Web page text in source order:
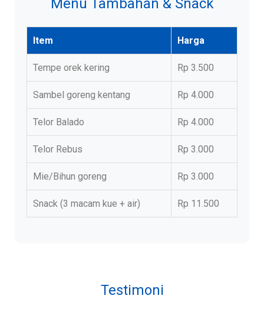
Menu Tambahan & Snack
Item Harga
Tempe orek kering Rp 3.500
Sambel goreng kentang Rp 4.000
Telor Balado Rp 4.000
Telor Rebus Rp 3.000
Mie/Bihun goreng Rp 3.000
Snack (3 macam kue + air) Rp 11.500
Testimoni